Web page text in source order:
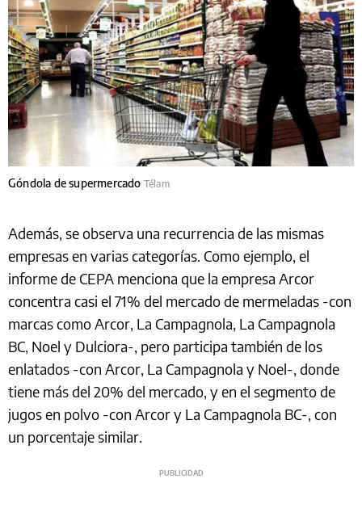
Góndola de supermercado Télam
Además, se observa una recurrencia de las mismas
empresas en varias categorías. Como ejemplo, el
informe de CEPA menciona que la empresa Arcor
concentra casi el 71% del mercado de mermeladas -con
marcas como Arcor, La Campagnola, La Campagnola
BC, Noel y Dulciora-, pero participa también de los
enlatados -con Arcor, La Campagnola y Noel-, donde
tiene más del 20% del mercado, y en el segmento de
jugos en polvo -con Arcor y La Campagnola BC-, con
un porcentaje similar.